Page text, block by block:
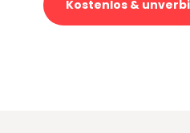
Kostenlos &